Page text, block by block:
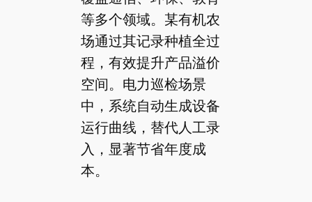
等多个领域。某有机农
场通过其记录种植全过
程，有效提升产品溢价
空间。电力巡检场景
中，系统自动生成设备
运行曲线，替代人工录
入，显著节省年度成
本。